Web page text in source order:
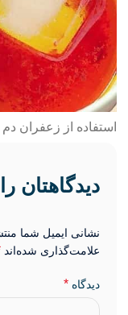
استفاده از زعفران
دیدگاهتان
نشانی ایمیل شما
علامت‌گذاری شده‌اند
دیدگاه *